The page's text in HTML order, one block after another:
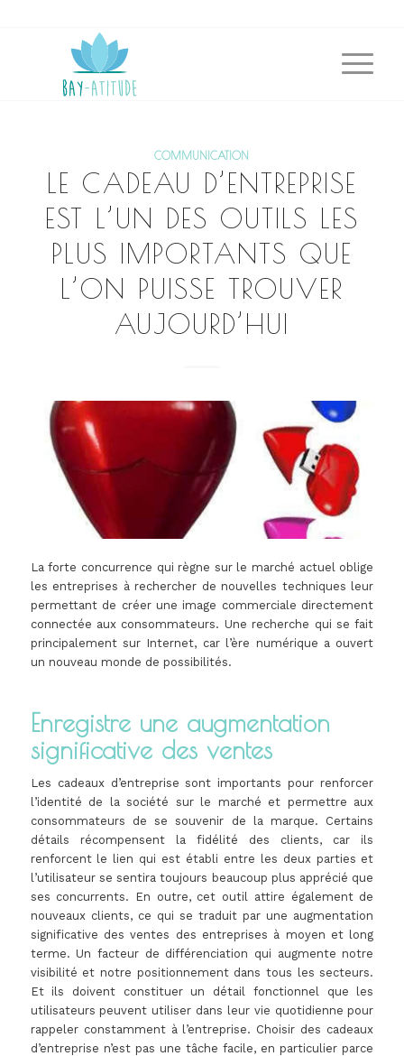
COMMUNICATION
LE CADEAU D’ENTREPRISE
EST L’UN DES OUTILS LES
PLUS IMPORTANTS QUE
L’ON PUISSE TROUVER
AUJOURD’HUI
La forte concurrence qui règne sur le marché actuel oblige
les entreprises à rechercher de nouvelles techniques leur
permettant de créer une image commerciale directement
connectée aux consommateurs. Une recherche qui se fait
principalement sur Internet, car l’ère numérique a ouvert
un nouveau monde de possibilités.
Enregistre une augmentation
significative des ventes
Les cadeaux d’entreprise sont importants pour renforcer
l’identité de la société sur le marché et permettre aux
consommateurs de se souvenir de la marque. Certains
détails récompensent la fidélité des clients, car ils
renforcent le lien qui est établi entre les deux parties et
l’utilisateur se sentira toujours beaucoup plus apprécié que
ses concurrents. En outre, cet outil attire également de
nouveaux clients, ce qui se traduit par une augmentation
significative des ventes des entreprises à moyen et long
terme. Un facteur de différenciation qui augmente notre
visibilité et notre positionnement dans tous les secteurs.
Et ils doivent constituer un détail fonctionnel que les
utilisateurs peuvent utiliser dans leur vie quotidienne pour
rappeler constamment à l’entreprise. Choisir des cadeaux
d’entreprise n’est pas une tâche facile, en particulier parce